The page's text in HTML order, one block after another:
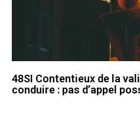
48SI Contentieux de la
conduire : pas d’appel